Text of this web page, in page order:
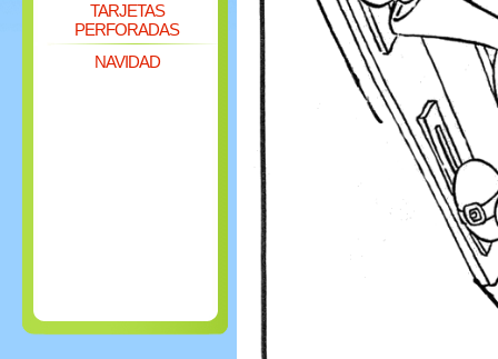
TARJETAS
PERFORADAS
NAVIDAD